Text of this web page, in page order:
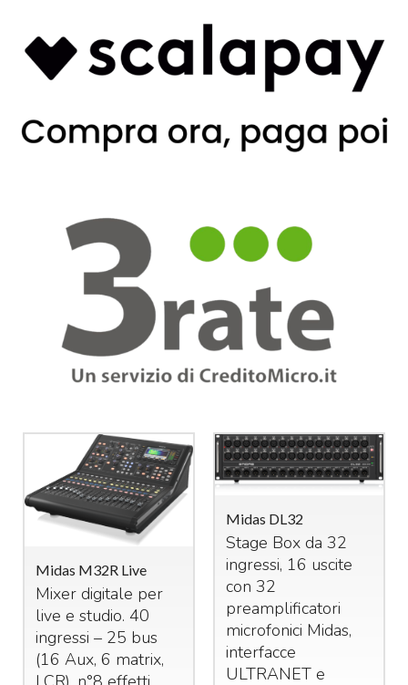
Midas M32R Live
Mixer digitale per
live e studio. 40
ingressi – 25 bus
(16 Aux, 6 matrix,
Midas DL32
Stage Box da 32
ingressi, 16 uscite
con 32
preamplificatori
microfonici Midas,
interfacce
ULTRANETe